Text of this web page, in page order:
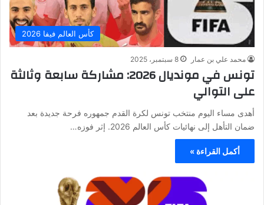
كأس العالم فيفا 2026
محمد علي بن عمار 8 سبتمبر، 2025
تونس في مونديال 2026: مشاركة سابعة وثالثة
على التوالي
أهدى مساء اليوم منتخب تونس لكرة القدم جمهوره فرحة جديدة بعد
ضمان التأهل إلى نهائيات كأس العالم 2026. إثر فوزه…
أكمل القراءة »